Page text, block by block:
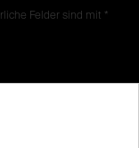
Felder sind mit *